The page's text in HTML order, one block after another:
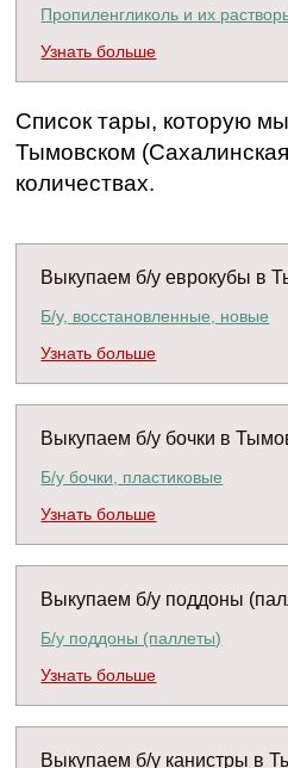
Пропиленгликоль и их
Узнать больше
Список тары, которую
Тымовском
количествах.
Выкупаем б/у еврокубы в
Б/у, восстановленные, новые
Узнать больше
Выкупаем б/у бочки в
Б/у бочки, пластиковые
Узнать больше
Выкупаем б/у поддоны
Б/у поддоны (паллеты)
Узнать больше
Выкупаем б/у канистры в